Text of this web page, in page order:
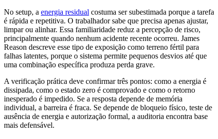
No setup, a energia residual costuma ser subestimada porque a tarefa
é rápida e repetitiva. O trabalhador sabe que precisa apenas ajustar,
limpar ou alinhar. Essa familiaridade reduz a percepção de risco,
principalmente quando nenhum acidente recente ocorreu. James
Reason descreve esse tipo de exposição como terreno fértil para
falhas latentes, porque o sistema permite pequenos desvios até que
uma combinação específica produza perda grave.
A verificação prática deve confirmar três pontos: como a energia é
dissipada, como o estado zero é comprovado e como o retorno
inesperado é impedido. Se a resposta depende de memória
individual, a barreira é fraca. Se depende de bloqueio físico, teste de
ausência de energia e autorização formal, a auditoria encontra base
mais defensável.